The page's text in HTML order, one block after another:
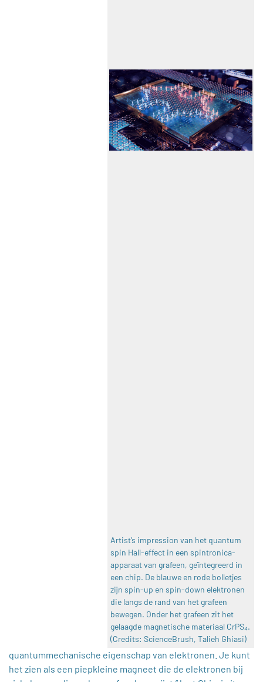
Artist’s impression van het quantum
spin Hall-effect in een spintronica-
apparaat van grafeen, geïntegreerd in
een chip. De blauwe en rode bolletjes
zijn spin-up en spin-down elektronen
die langs de rand van het grafeen
bewegen. Onder het grafeen zit het
gelaagde magnetische materiaal CrPS₄.
(Credits: ScienceBrush, Talieh Ghiasi)
quantummechanische eigenschap van elektronen. Je kunt
het zien als een piepkleine magneet die de elektronen bij